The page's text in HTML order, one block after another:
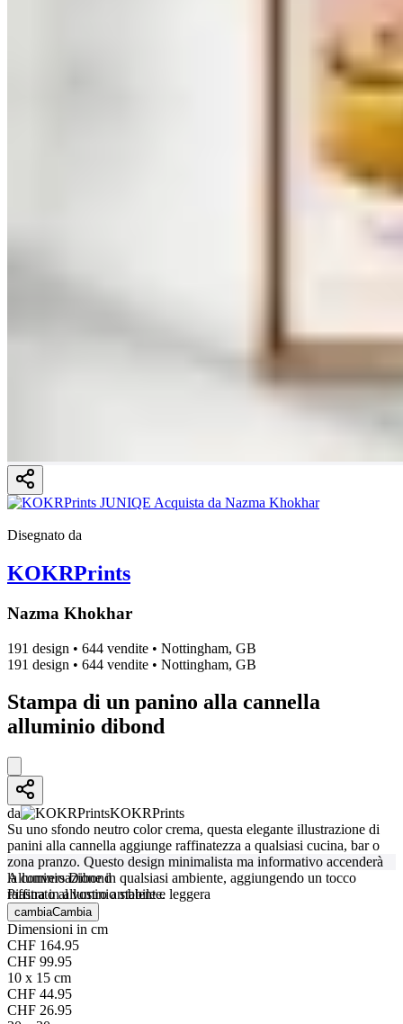
Disegnato da
KOKRPrints
Nazma Khokhar
191 design • 644 vendite • Nottingham, GB
191 design • 644 vendite • Nottingham, GB
Stampa di un panino alla cannella
alluminio dibond
da
KOKRPrints
Su uno sfondo neutro color crema, questa elegante illustrazione di
panini alla cannella aggiunge raffinatezza a qualsiasi cucina, bar o
zona pranzo. Questo design minimalista ma informativo accenderà
la conversazione in qualsiasi ambiente, aggiungendo un tocco
raffinato al vostro ambiente.
Alluminio Dibond
Piastra in alluminio stabile e leggera
cambiaCambia
Dimensioni in cm
CHF 164.95
CHF 99.95
10 x 15 cm
CHF 44.95
CHF 26.95